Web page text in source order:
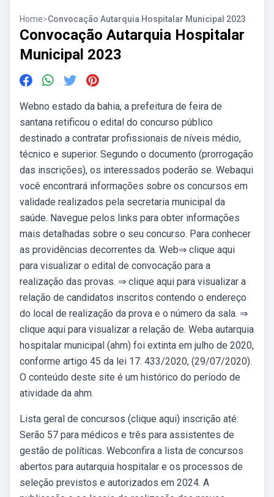
Home>Convocação Autarquia Hospitalar Municipal 2023
Convocação Autarquia Hospitalar
Municipal 2023
Webno estado da bahia, a prefeitura de feira de
santana retificou o edital do concurso público
destinado a contratar profissionais de níveis médio,
técnico e superior. Segundo o documento (prorrogação
das inscrições), os interessados poderão se. Webaqui
você encontrará informações sobre os concursos em
validade realizados pela secretaria municipal da
saúde. Navegue pelos links para obter informações
mais detalhadas sobre o seu concurso. Para conhecer
as providências decorrentes da. Web⇒ clique aqui
para visualizar o edital de convocação para a
realização das provas. ⇒ clique aqui para visualizar a
relação de candidatos inscritos contendo o endereço
do local de realização da prova e o número da sala. ⇒
clique aqui para visualizar a relação de. Weba autarquia
hospitalar municipal (ahm) foi extinta em julho de 2020,
conforme artigo 45 da lei 17. 433/2020, (29/07/2020).
O conteúdo deste site é um histórico do período de
atividade da ahm.
Lista geral de concursos (clique aqui) inscrição até:
Serão 57 para médicos e três para assistentes de
gestão de políticas. Webconfira a lista de concursos
abertos para autarquia hospitalar e os processos de
seleção previstos e autorizados em 2024. A